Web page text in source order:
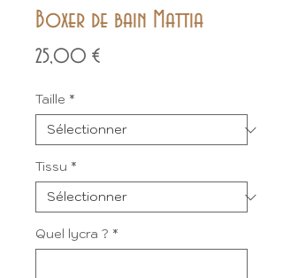
Boxer de bain Mattia
25,00 €Prix
Taille *
Tissu *
Quel lycra ? *